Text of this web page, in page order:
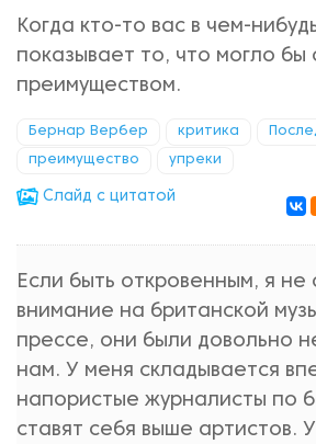
Когда кто-то вас в чем-
показывает то, что могло бы
преимуществом.
Бернар Вербер критика
преимущество упреки
Cлайд с цитатой
Если быть откровенным, я не
внимание на британской
прессе, они были довольно
нам. У меня складывается
напористые журналисты по
ставят себя выше артистов.